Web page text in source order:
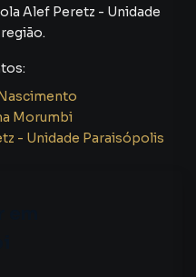
Alef Peretz - Unidade
:
Morumbi
- Unidade Paraisópolis